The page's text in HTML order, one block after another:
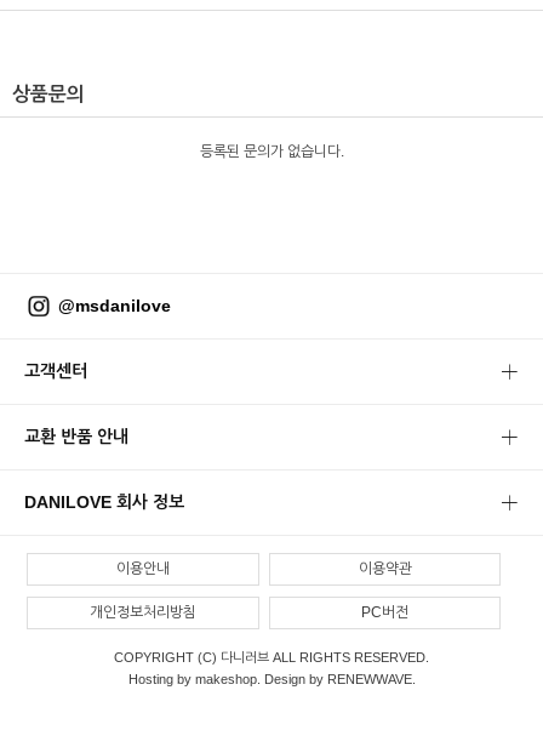
상품문의
등록된 문의가 없습니다.
@msdanilove
고객센터
교환 반품 안내
DANILOVE 회사 정보
이용안내 이용약관
개인정보처리방침 PC버전
COPYRIGHT (C) 다니러브 ALL RIGHTS RESERVED.
Hosting by makeshop. Design by RENEWWAVE.